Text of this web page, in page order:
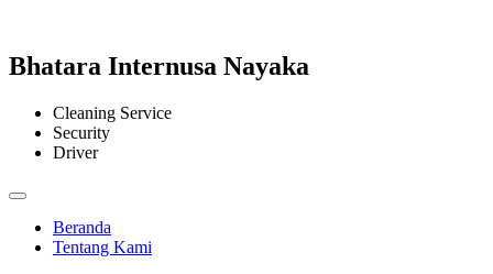
Bhatara Internusa Nayaka
Cleaning Service
Security
Driver
Beranda
Tentang Kami